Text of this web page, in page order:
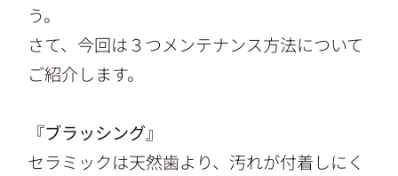
う。
さて、今回は３つメンテナンス方法について
ご紹介します。
『ブラッシング』
セラミックは天然歯より、汚れが付着しにく